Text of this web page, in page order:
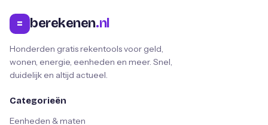
= berekenen.nl
Honderden gratis rekentools voor geld,
wonen, energie, eenheden en meer. Snel,
duidelijk en altijd actueel.
Categorieën
Eenheden & maten